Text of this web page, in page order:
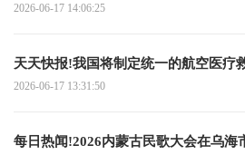
2026-06-17 14:06:25
天天快报!我国将制定统一的航空医疗
2026-06-17 13:31:50
每日热闻!2026内蒙古民歌大会在乌海